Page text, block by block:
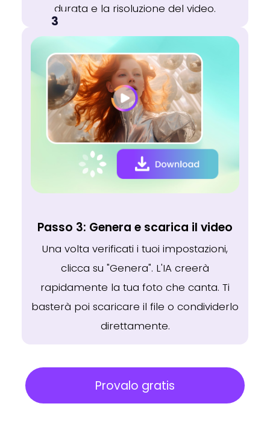
durata e la risoluzione del video.
3
Passo 3: Genera e scarica il video
Una volta verificati i tuoi impostazioni,
clicca su "Genera". L'IA creerà
rapidamente la tua foto che canta. Ti
basterà poi scaricare il file o condividerlo
direttamente.
Provalo gratis